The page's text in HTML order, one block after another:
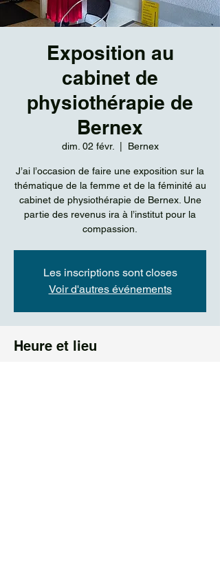
Exposition au
cabinet de
physiothérapie de
Bernex
dim. 02 févr. Bernex
J’ai l’occasion de faire une exposition sur la
thématique de la femme et de la féminité au
cabinet de physiothérapie de Bernex. Une
partie des revenus ira à l’institut pour la
compassion.
Les inscriptions sont closes
Voir d'autres événements
Heure et lieu